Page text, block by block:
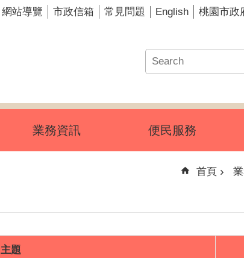
網站導覽 市政信箱 常見問題 English 桃園市政
業務資訊 便民服務
首頁
主題